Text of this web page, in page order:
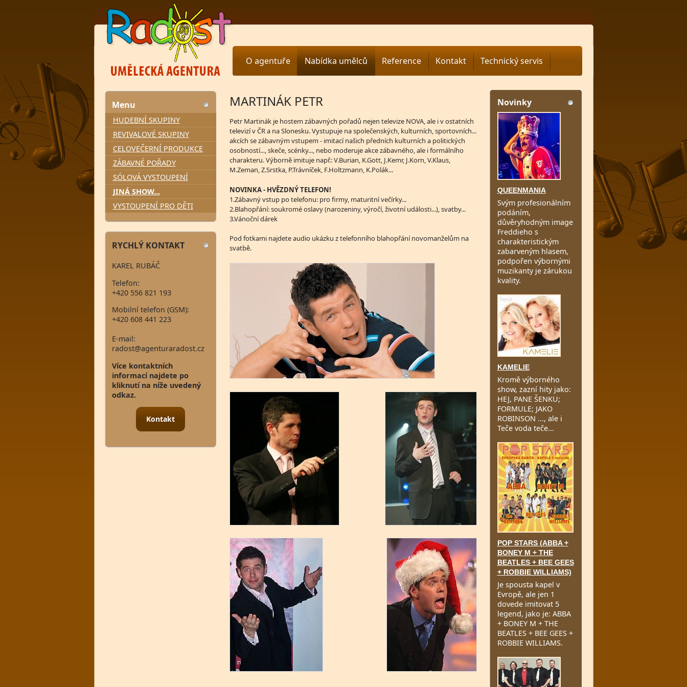
O agentuře Nabídka umělců Reference Kontakt Technický servis
Menu
HUDEBNÍ SKUPINY
REVIVALOVÉ SKUPINY
CELOVEČERNÍ PRODUKCE
ZÁBAVNÉ POŘADY
SÓLOVÁ VYSTOUPENÍ
JINÁ SHOW...
VYSTOUPENÍ PRO DĚTI
RYCHLÝ KONTAKT
KAREL RUBÁČ
Telefon:
+420 556 821 193
Mobilní telefon (GSM):
+420 608 441 223
E-mail:
radost@agenturaradost.cz
Více kontaktních
informací najdete po
kliknutí na níže uvedený
odkaz.
Kontakt
MARTINÁK PETR
Petr Martinák je hostem zábavných pořadů nejen televize NOVA, ale i v ostatních
televizí v ČR a na Slonesku. Vystupuje na společenských, kulturních, sportovních...
akcích se zábavným vstupem - imitací našich předních kulturních a politických
osobností..., skeče, scénky..., nebo moderuje akce zábavného, ale i formálního
charakteru. Výborně imituje např.: V.Burian, K.Gott, J.Kemr, J.Korn, V.Klaus,
M.Zeman, Z.Srstka, P.Trávníček, F.Holtzmann, K.Polák...
NOVINKA - HVĚZDNÝ TELEFON!
1.Zábavný vstup po telefonu: pro firmy, maturitní večírky...
2.Blahopřání: soukromé oslavy (narozeniny, výročí, životní události...), svatby...
3.Vánoční dárek
Pod fotkami najdete audio ukázku z telefonního blahopřání novomanželům na
svatbě.
Novinky
QUEENMANIA
Svým profesionálním
podáním,
důvěryhodným image
Freddieho s
charakteristickým
zabarveným hlasem,
podpořen výbornými
muzikanty je zárukou
kvality.
KAMELIE
Kromě výborného
show, zazní hity jako:
HEJ, PANE ŠENKU;
FORMULE; JAKO
ROBINSON ..., ale i
Teče voda teče...
POP STARS (ABBA +
BONEY M + THE
BEATLES + BEE GEES
+ ROBBIE WILLIAMS)
Je spousta kapel v
Evropě, ale jen 1
dovede imitovat 5
legend, jako je: ABBA
+ BONEY M + THE
BEATLES + BEE GEES +
ROBBIE WILLIAMS.